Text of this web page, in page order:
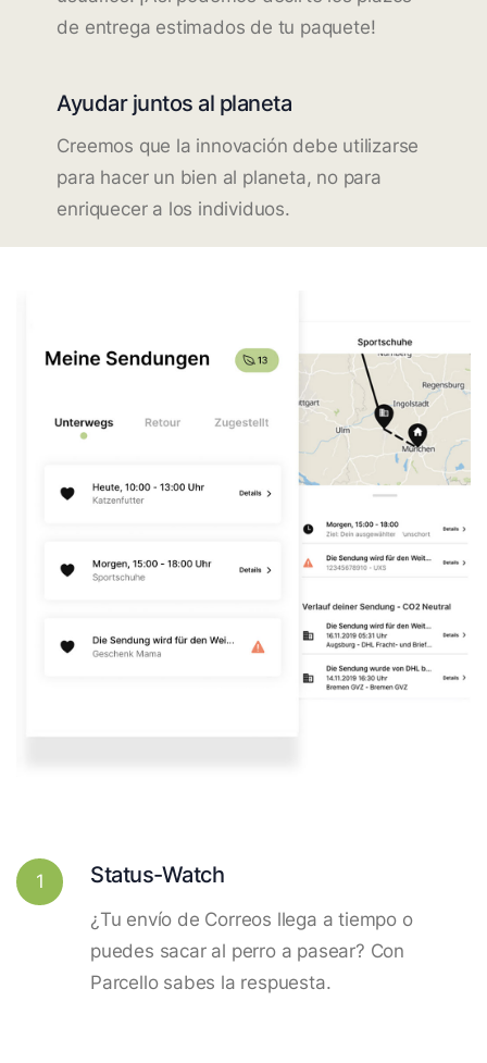
de entrega estimados de tu paquete!
Ayudar juntos al planeta
Creemos que la innovación debe utilizarse
para hacer un bien al planeta, no para
enriquecer a los individuos.
1 Status-Watch
¿Tu envío de Correos llega a tiempo o
puedes sacar al perro a pasear? Con
Parcello sabes la respuesta.